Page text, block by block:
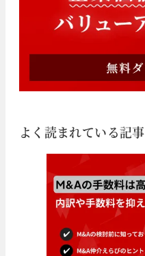
よく読まれている記事